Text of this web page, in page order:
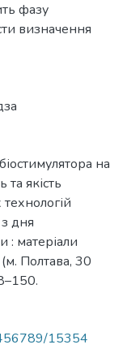
фазу
визначення
на
якість
дня
матеріали
Полтава, 30
15354